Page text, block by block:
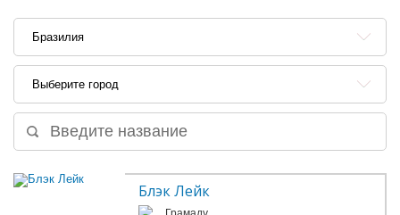
Бразилия
Выберите город
Блэк Лейк